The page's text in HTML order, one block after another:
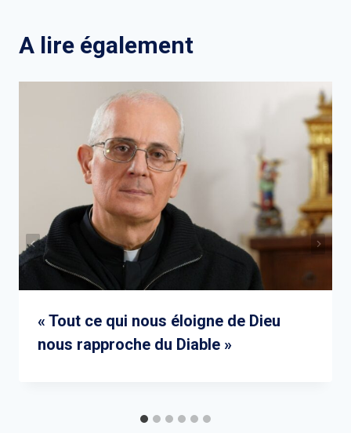
A lire également
« Tout ce qui nous éloigne de Dieu
nous rapproche du Diable »